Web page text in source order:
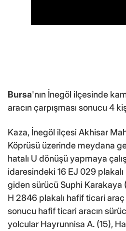
Bursa'nın İnegöl ilçesinde
aracın çarpışması sonucu 4
Kaza, İnegöl ilçesi Akhisar
Köprüsü üzerinde meydana
hatalı U dönüşü yapmaya
idaresindeki 16 EJ 029
giden sürücü Suphi Karakaya
H 2846 plakalı hafif ticari araç
sonucu hafif ticari aracın
yolcular Hayrunnisa A. (15),